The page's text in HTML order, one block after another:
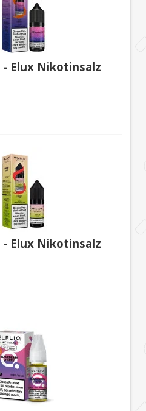
- Elux Nikotinsalz
Elux Nikotinsalz